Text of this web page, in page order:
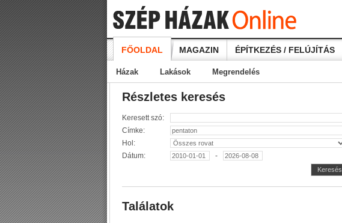
FŐOLDAL MAGAZIN ÉPÍTKEZÉS / FELÚJÍTÁS
Házak Lakások Megrendelés
Részletes keresés
Keresett szó:
Címke:
Hol:
Dátum:
-
Keresés
Találatok